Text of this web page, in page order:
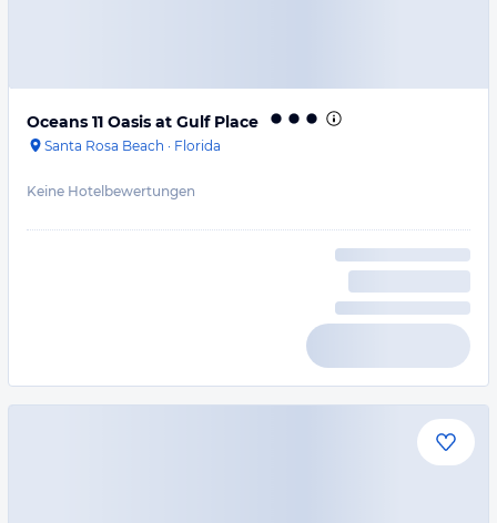
Oceans 11 Oasis at Gulf Place
Santa Rosa Beach · Florida
Keine Hotelbewertungen